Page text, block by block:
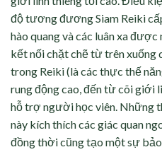
độ tương đương Siam Reiki
hào quang và các luân xa
kết nối chặt chẽ từ trên xuống
trong Reiki (là các thực thế
rung động cao, đến từ cõi giới
hỗ trợ người học viên. Những
này kích thích các giác quan
đồng thời cũng tạo một sự